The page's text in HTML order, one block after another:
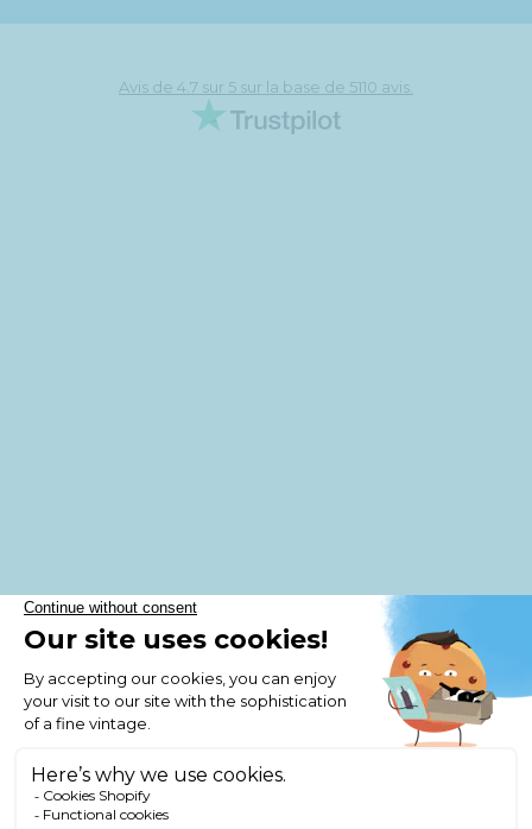
Avis de 4.7 sur 5 sur la base de 5110 avis.